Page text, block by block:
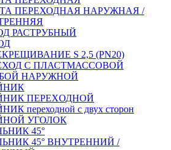
ПЕРЕХОДНАЯ НАРУЖНАЯ /
РАСТРУБНЫЙ
S 2,5 (PN20)
С ПЛАСТМАССОВОЙ
НАРУЖНОЙ
ПЕРЕXОДНОЙ
переходной с двух сторон
УГОЛОК
45°
45° ВНУТРЕННИЙ /